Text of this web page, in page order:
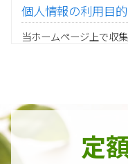
個人情報の利用目的
当ホームページ上で収
当グループの業務に
当グループ内で共
ダイレクトメール
などの意見・情報の
定